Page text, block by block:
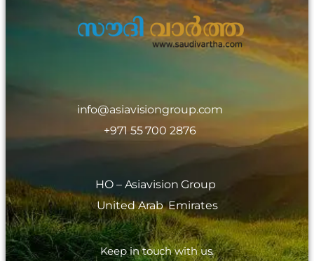
info@asiavisiongroup.com
+971 55 700 2876
HO – Asiavision Group
United Arab Emirates
Keep in touch with us.